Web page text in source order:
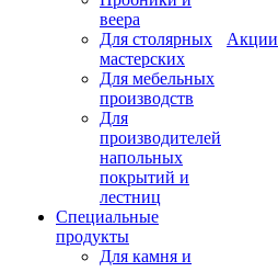
веера
Для столярных
мастерских
Для мебельных
производств
Для
производителей
напольных
покрытий и
лестниц
Специальные
продукты
Для камня и
Акции